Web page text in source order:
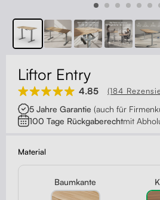
Kabelmanagement
Monitorständer
Tischtrennwände
Rückenlehnen
Kontakt
Liftor Entry
4.85 (184
5 Jahre Garantie (auch für
100 Tage Rückgaberechtmit
Material
Baumkante